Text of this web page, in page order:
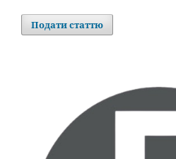
Подати статтю